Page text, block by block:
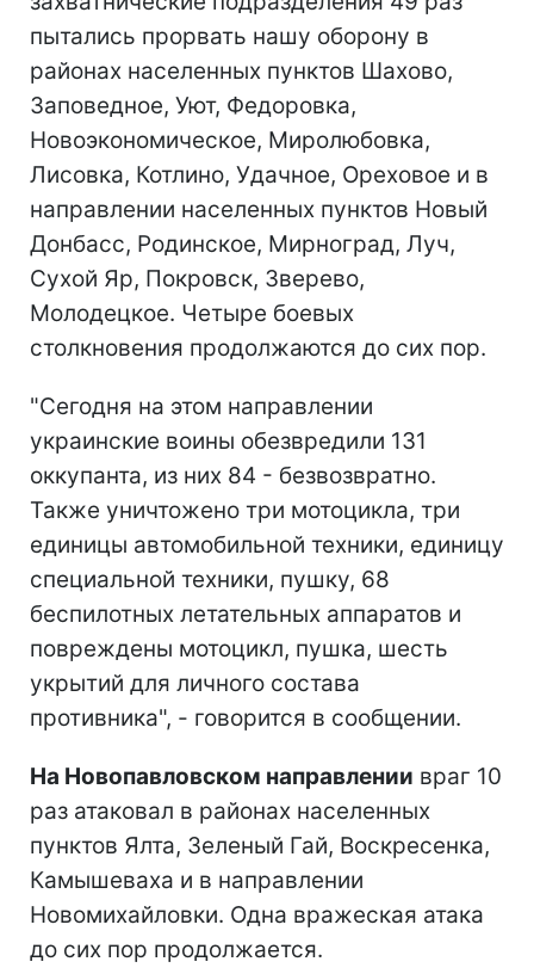
пытались прорвать нашу оборону в
районах населенных пунктов Шахово,
Заповедное, Уют, Федоровка,
Новоэкономическое, Миролюбовка,
Лисовка, Котлино, Удачное, Ореховое и в
направлении населенных пунктов Новый
Донбасс, Родинское, Мирноград, Луч,
Сухой Яр, Покровск, Зверево,
Молодецкое. Четыре боевых
столкновения продолжаются до сих пор.
"Сегодня на этом направлении
украинские воины обезвредили 131
оккупанта, из них 84 - безвозвратно.
Также уничтожено три мотоцикла, три
единицы автомобильной техники, единицу
специальной техники, пушку, 68
беспилотных летательных аппаратов и
повреждены мотоцикл, пушка, шесть
укрытий для личного состава
противника", - говорится в сообщении.
На Новопавловском направлении враг 10
раз атаковал в районах населенных
пунктов Ялта, Зеленый Гай, Воскресенка,
Камышеваха и в направлении
Новомихайловки. Одна вражеская атака
до сих пор продолжается.